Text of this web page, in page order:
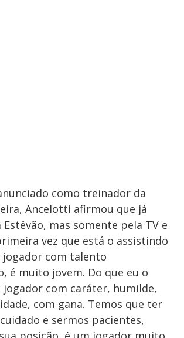
como treinador da
Ancelotti afirmou que já
mas somente pela TV e
vez que está o assistindo
jogador com talento
é muito jovem. Do que eu o
jogador com caráter, humilde,
com gana. Temos que ter
e sermos pacientes,